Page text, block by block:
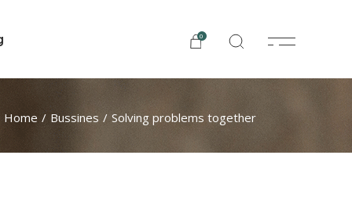
0
Home Bussines Solving problems together